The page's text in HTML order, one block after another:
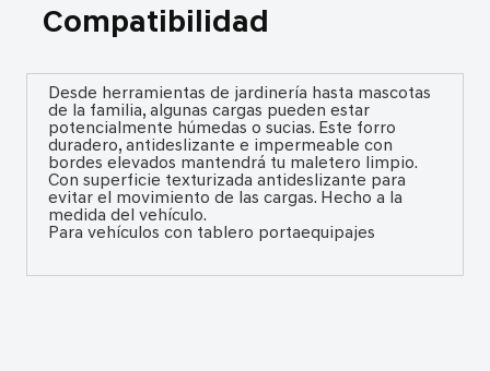
Compatibilidad
Desde herramientas de jardinería hasta mascotas
de la familia, algunas cargas pueden estar
potencialmente húmedas o sucias. Este forro
duradero, antideslizante e impermeable con
bordes elevados mantendrá tu maletero limpio.
Con superficie texturizada antideslizante para
evitar el movimiento de las cargas. Hecho a la
medida del vehículo.
Para vehículos con tablero portaequipajes